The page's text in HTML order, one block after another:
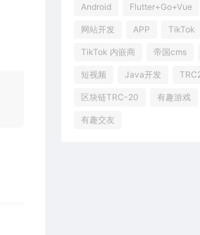
Android Flutter+Go+Vue
网站开发 APP TikTok
TikTok 内嵌商 帝国cms
短视频 Java开发
区块链TRC-20 有趣游戏
有趣交友